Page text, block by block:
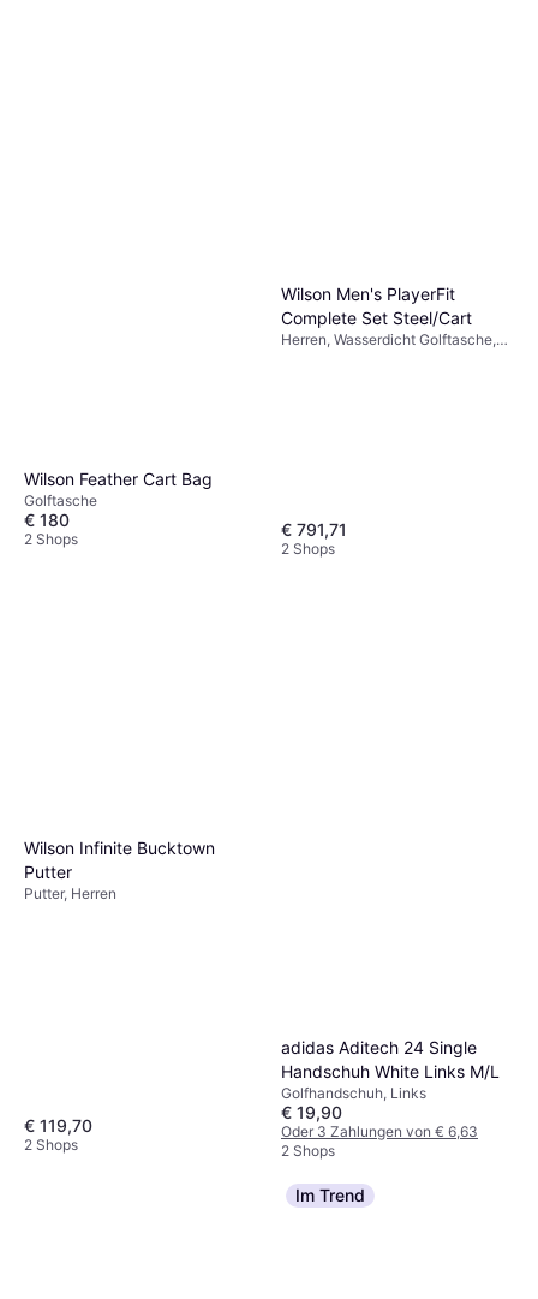
Wilson Feather Cart Bag
Golftasche
€ 180
2 Shops
Wilson Men's PlayerFit
Complete Set Steel/Cart
Herren, Wasserdicht Golftasche,
€ 791,71
2 Shops
Wilson Infinite Bucktown
Putter
Putter, Herren
€ 119,70
2 Shops
adidas Aditech 24 Single
Handschuh White Links M/L
Golfhandschuh, Links
€ 19,90
Oder 3 Zahlungen von € 6,63
2 Shops
Im Trend